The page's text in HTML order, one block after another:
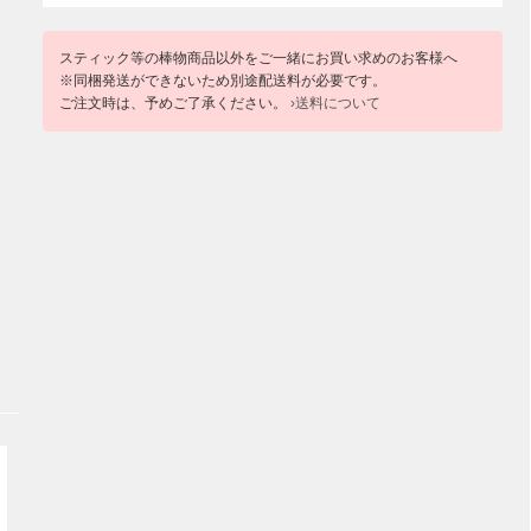
スティック等の棒物商品以外をご一緒にお買い求めのお客様へ
※同梱発送ができないため別途配送料が必要です。
ご注文時は、予めご了承ください。 ›送料について